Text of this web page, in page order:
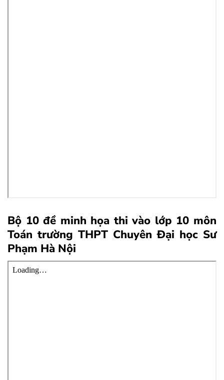
Bộ 10 đề minh họa thi vào lớp 10 môn
Toán trường THPT Chuyên Đại học Sư
Phạm Hà Nội